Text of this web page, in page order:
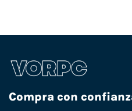
Compra con